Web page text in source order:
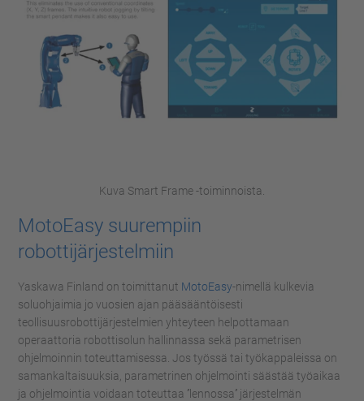
Kuva Smart Frame -toiminnoista.
MotoEasy suurempiin
robottijärjestelmiin
Yaskawa Finland on toimittanut MotoEasy-nimellä kulkevia
soluohjaimia jo vuosien ajan pääsääntöisesti
teollisuusrobottijärjestelmien yhteyteen helpottamaan
operaattoria robottisolun hallinnassa sekä parametrisen
ohjelmoinnin toteuttamisessa. Jos työssä tai työkappaleissa on
samankaltaisuuksia, parametrinen ohjelmointi säästää työaikaa
ja ohjelmointia voidaan toteuttaa ’’lennossa’’ järjestelmän